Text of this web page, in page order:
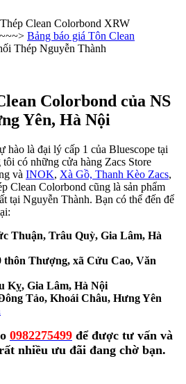
Clean Colorbond XRW
Bảng báo giá Tôn Clean
Thép Nguyễn Thành
Colorbond của NS
Yên, Hà Nội
hào là đại lý cấp 1 của Bluescope tại
có những cửa hàng Zacs Store
và INOK, Xà Gồ, Thanh Kèo Zacs,
Clean Colorbond cũng là sản phẩm
tại Nguyễn Thành. Bạn có thể đến để
Thuận, Trâu Quỳ, Gia Lâm, Hà
thôn Thượng, xã Cửu Cao, Văn
Kỵ, Gia Lâm, Hà Nội
Tảo, Khoái Châu, Hưng Yên
0982275499 để được tư vấn và
nhiều ưu đãi đang chờ bạn.